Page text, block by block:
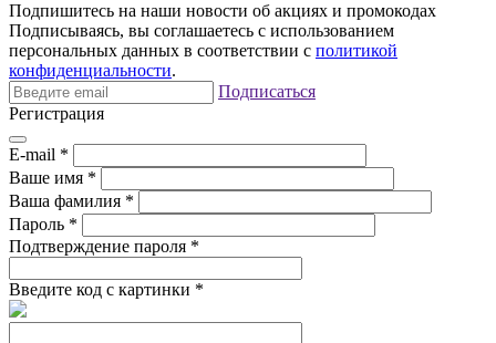
Подпишитесь на наши новости об акциях и промокодах
Подписываясь, вы соглашаетесь с использованием
персональных данных в соответствии с политикой
конфиденциальности.
Подписаться
Регистрация
E-mail *
Ваше имя *
Ваша фамилия *
Пароль *
Подтверждение пароля *
Введите код с картинки *